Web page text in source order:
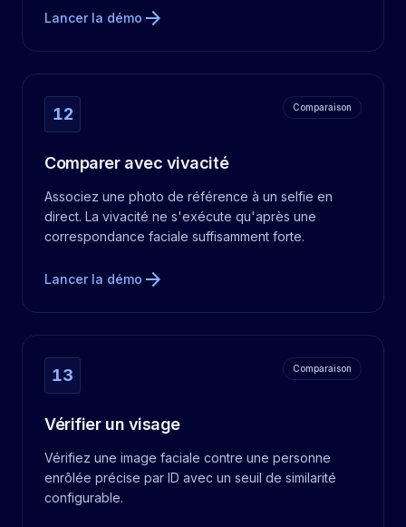
Lancer la démo arrow_forward
12 Comparaison
Comparer avec vivacité
Associez une photo de référence à un selfie en
direct. La vivacité ne s'exécute qu'après une
correspondance faciale suffisamment forte.
Lancer la démo arrow_forward
13 Comparaison
Vérifier un visage
Vérifiez une image faciale contre une personne
enrôlée précise par ID avec un seuil de similarité
configurable.